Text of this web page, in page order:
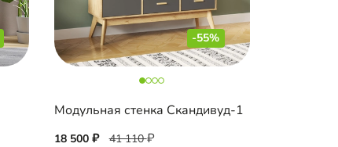
-55%
Модульная стенка Скандивуд-1
18 500 41 110